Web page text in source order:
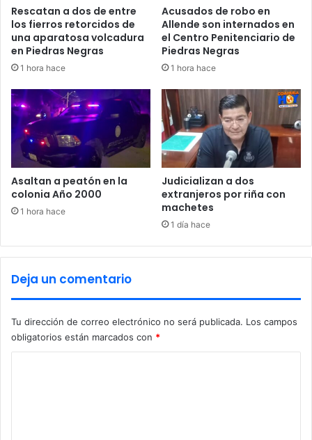
v
o
e
n
l
a
U
n
Rescatan a dos de entre
los fierros retorcidos de
una aparatosa volcadura
en Piedras Negras
1 hora hace
Acusados de robo en
Allende son internados en
el Centro Penitenciario de
Piedras Negras
1 hora hace
Asaltan a peatón en la
colonia Año 2000
1 hora hace
Judicializan a dos
extranjeros por riña con
machetes
1 día hace
Deja un comentario
Tu dirección de correo electrónico no será publicada. Los campos
obligatorios están marcados con *